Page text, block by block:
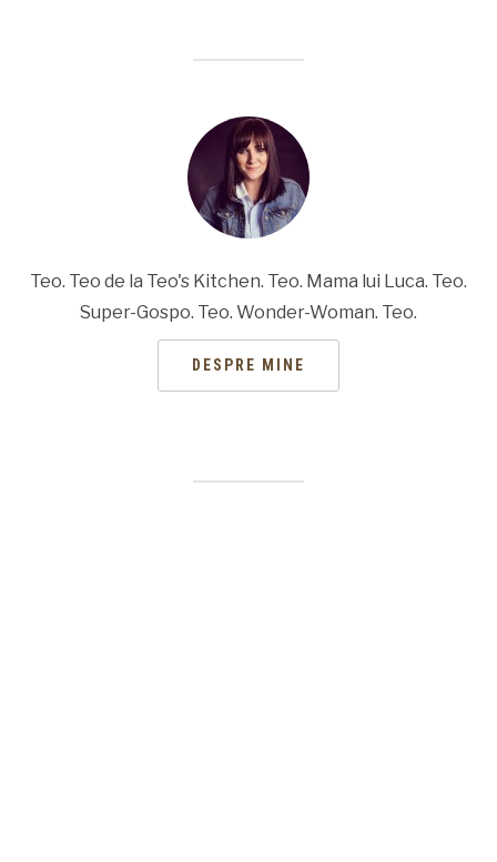
Teo. Teo de la Teo's Kitchen. Teo. Mama lui Luca. Teo.
Super-Gospo. Teo. Wonder-Woman. Teo.
DESPRE MINE